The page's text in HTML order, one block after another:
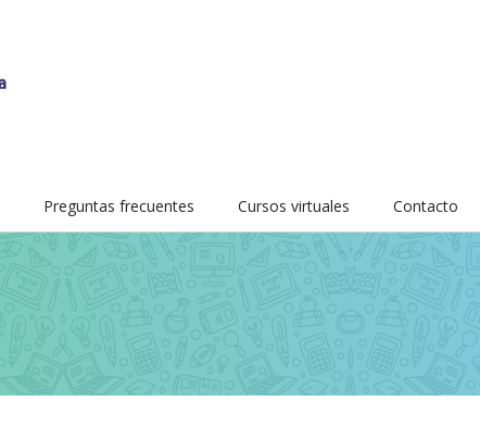
Preguntas frecuentes Cursos virtuales Contacto